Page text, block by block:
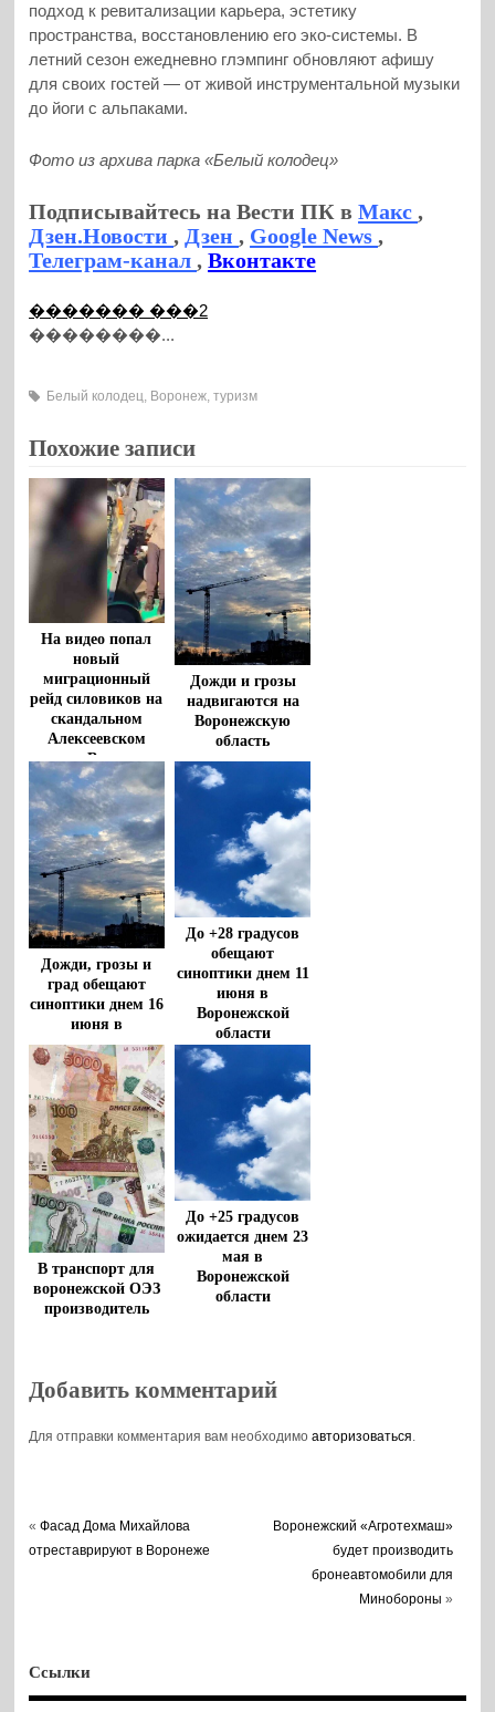
подход к ревитализации карьера, эстетику
пространства, восстановлению его эко-системы. В
летний сезон ежедневно глэмпинг обновляют афишу
для своих гостей — от живой инструментальной музыки
до йоги с альпаками.
Фото из архива парка «Белый колодец»
Подписывайтесь на Вести ПК вМакс,
Дзен.Новости, Дзен, Google News,
Телеграм-канал,Вконтакте
������� ���2
��������...
Белый колодец, Воронеж,туризм
Похожие записи
На видео попал
новый
миграционный
рейд силовиков на
скандальном
Алексеевском
рынке Воронежа
Дожди и грозы
надвигаются на
Воронежскую
область
Дожди, грозы и
град обещают
синоптики днем 16
июня в
Воронежской
области
До +28 градусов
обещают
синоптики днем 11
июня в
Воронежской
области
В транспорт для
воронежской ОЭЗ
производитель
До +25 градусов
ожидается днем 23
мая в
Воронежской
области
Добавить комментарий
Для отправки комментария вам необходимоавторизоваться
«Фасад Дома Михайлова
отреставрируют в Воронеже
Воронежский «Агротехмаш»
будет производить
бронеавтомобили для
Минобороны »
Ссылки